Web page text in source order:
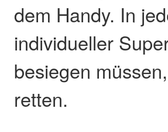
dem Handy. In
individueller
besiegen
retten.